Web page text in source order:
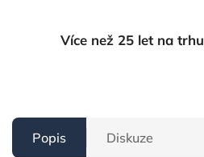
Více než 25 let na trhu
Popis Diskuze